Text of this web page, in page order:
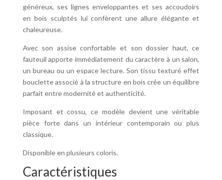
généreux, ses lignes enveloppantes et ses accoudoirs
en bois sculptés lui confèrent une allure élégante et
chaleureuse.
Avec son assise confortable et son dossier haut, ce
fauteuil apporte immédiatement du caractère à un salon,
un bureau ou un espace lecture. Son tissu texturé effet
bouclette associé à la structure en bois crée un équilibre
parfait entre modernité et authenticité.
Imposant et cossu, ce modèle devient une véritable
pièce forte dans un intérieur contemporain ou plus
classique.
Disponible en plusieurs coloris.
Caractéristiques